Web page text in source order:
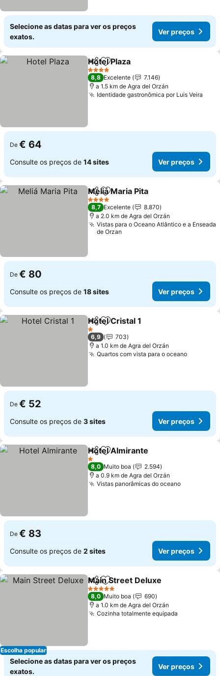
Selecione as datas para ver os preços
exatos.
Ver preços
PartilharAdicionar aos favoritos
Hotel Plaza
4 Estrelas
8,8 Excelente
7.146
a 1.5 km de Agra del Orzán
Identidade gastronômica por Luis Veira
De € 64
Consulte os preços de 14 sites Ver preços
PartilharAdicionar aos favoritos
Meliá Maria Pita
4 Estrelas
8,7 Excelente
8.870
a 2.0 km de Agra del Orzán
Vistas para o Oceano Atlântico e a Enseada
de Orzan
De € 80
Consulte os preços de 18 sites Ver preços
PartilharAdicionar aos favoritos
Hotel Cristal 1
1 Estrelas
6,9
703
a 1.0 km de Agra del Orzán
Quartos com vista para o oceano
De € 52
Consulte os preços de 3 sites Ver preços
PartilharAdicionar aos favoritos
Hotel Almirante
1 Estrelas
8,0 Muito boa
2.594
a 0.9 km de Agra del Orzán
Vistas panorâmicas do oceano
De € 83
Consulte os preços de 2 sites Ver preços
Escolha popular
PartilharAdicionar aos favoritos
Main Street Deluxe
5 Estrelas
8,0 Muito boa
690
a 1.0 km de Agra del Orzán
Cozinha totalmente equipada
Selecione as datas para ver os preços
exatos.
Ver preços